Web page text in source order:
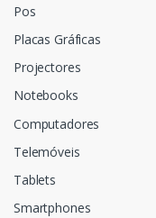
Pos
Placas Gráficas
Projectores
Notebooks
Computadores
Telemóveis
Tablets
Smartphones